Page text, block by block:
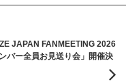
JAPAN FANMEETING 2026
バー全員お見送り会」開催決